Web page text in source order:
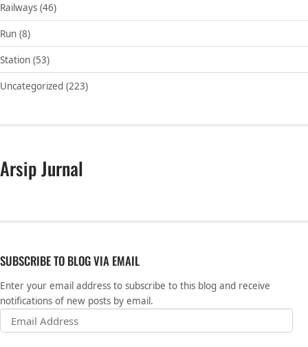
Railways (46)
Run (8)
Station (53)
Uncategorized (223)
Arsip Jurnal
SUBSCRIBE TO BLOG VIA EMAIL
Enter your email address to subscribe to this blog and receive
notifications of new posts by email.
Email Address